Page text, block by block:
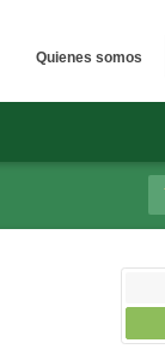
Quienes somos